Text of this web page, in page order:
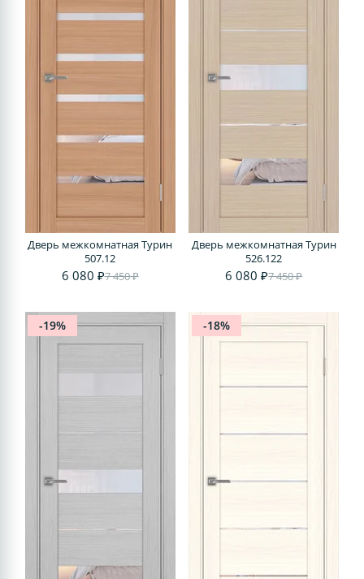
Дверь межкомнатная Турин
507.12
6 080 ₽7 450 ₽
Дверь межкомнатная Турин
526.122
6 080 ₽7 450 ₽
-19% -18%